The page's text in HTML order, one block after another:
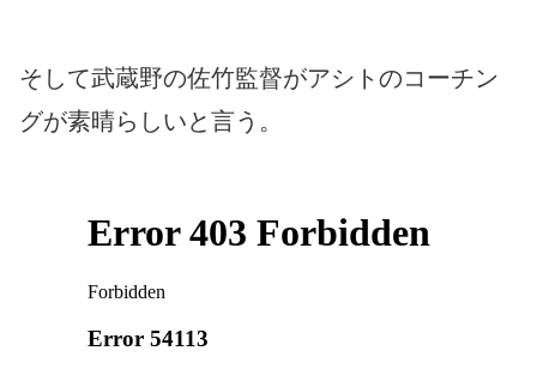
そして武蔵野の佐竹監督がアシトのコーチン
グが素晴らしいと言う。